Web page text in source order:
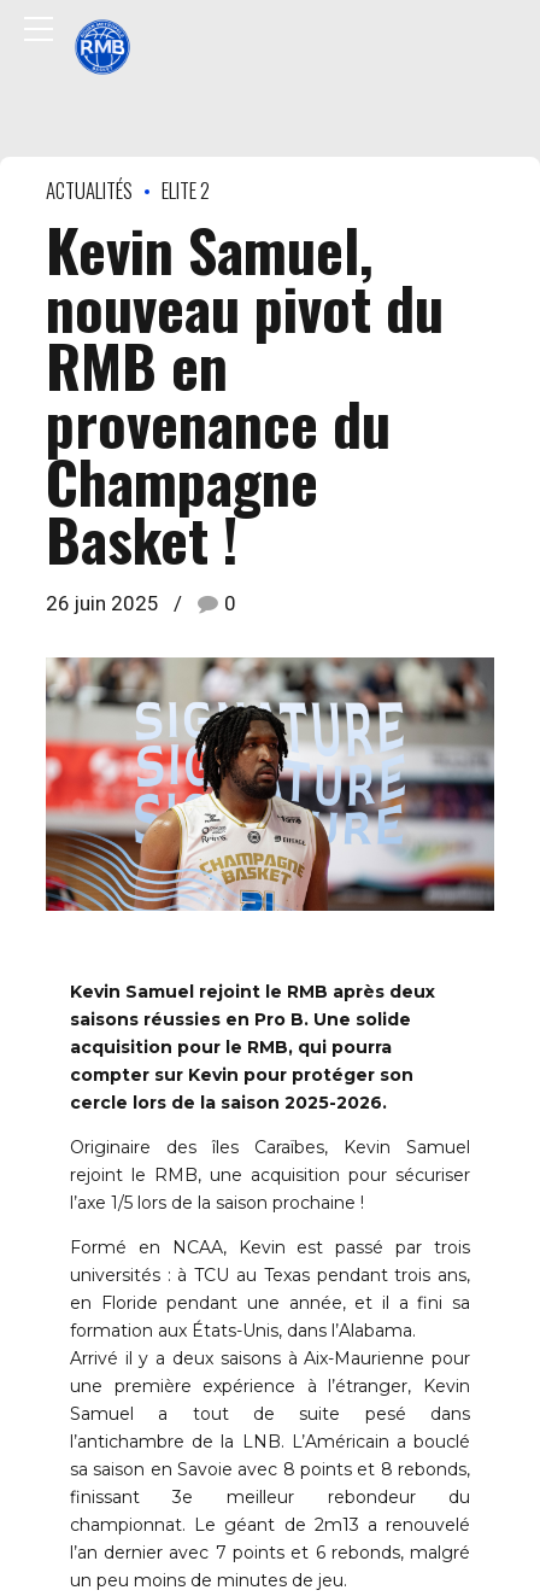
ACTUALITÉS ELITE 2
Kevin Samuel,
nouveau pivot du
RMB en
provenance du
Champagne
Basket !
26 juin 2025 0
Kevin Samuel rejoint le RMB après deux
saisons réussies en Pro B. Une solide
acquisition pour le RMB, qui pourra
compter sur Kevin pour protéger son
cercle lors de la saison 2025-2026.
Originaire des îles Caraïbes, Kevin Samuel
rejoint le RMB, une acquisition pour sécuriser
l’axe 1/5 lors de la saison prochaine !
Formé en NCAA, Kevin est passé par trois
universités : à TCU au Texas pendant trois ans,
en Floride pendant une année, et il a fini sa
formation aux États-Unis, dans l’Alabama.
Arrivé il y a deux saisons à Aix-Maurienne pour
une première expérience à l’étranger, Kevin
Samuel a tout de suite pesé dans
l’antichambre de la LNB. L’Américain a bouclé
sa saison en Savoie avec 8 points et 8 rebonds,
finissant 3e meilleur rebondeur du
championnat. Le géant de 2m13 a renouvelé
l’an dernier avec 7 points et 6 rebonds, malgré
un peu moins de minutes de jeu.